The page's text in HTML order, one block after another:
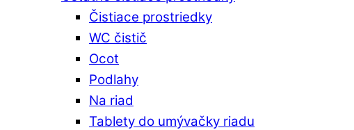
Čistiace prostriedky
WC čistič
Ocot
Podlahy
Na riad
Tablety do umývačky riadu